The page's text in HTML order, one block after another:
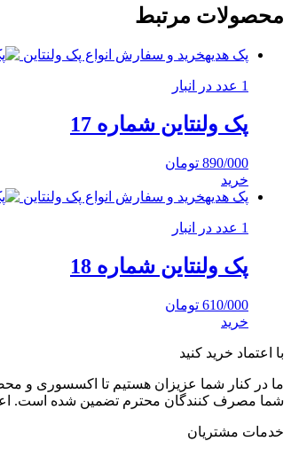
محصولات مرتبط
پک هدیهخرید و سفارش انواع پک ولنتاین
1 عدد در انبار
پک ولنتاین شماره 17
890/000 تومان
خرید
پک هدیهخرید و سفارش انواع پک ولنتاین
1 عدد در انبار
پک ولنتاین شماره 18
610/000 تومان
خرید
با اعتماد خرید کنید
ما در کنار شما عزیزان هستیم تا اکسسوری و
شما مصرف کنندگان محترم تضمین شده است.
خدمات مشتریان